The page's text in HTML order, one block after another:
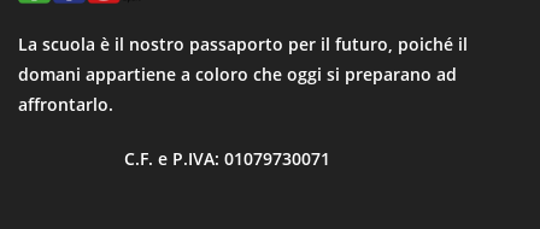
La scuola è il nostro passaporto per il futuro, poiché il
domani appartiene a coloro che oggi si preparano ad
affrontarlo.
C.F. e P.IVA: 01079730071